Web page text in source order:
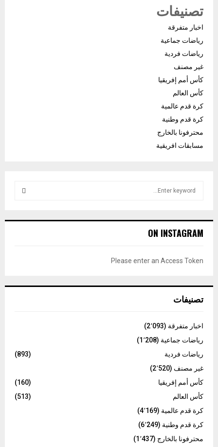
تصنيفات
اخبار متفرقة
رياضات جماعية
رياضات فردية
غير مصنف
كأس أمم إفريقيا
كأس العالم
كرة قدم عالمية
كرة قدم وطنية
محترفونا بالخارج
مسابقات افريقية
h
o
C
ON INSTAGRAM
Please enter an Access Token
تصنيفات
اخبار متفرقة (2٬093)
رياضات جماعية (1٬208)
رياضات فردية
(893)
غير مصنف (2٬520)
كأس أمم إفريقيا
(160)
كأس العالم
(513)
كرة قدم عالمية (4٬169)
كرة قدم وطنية (6٬249)
محترفونا بالخارج (1٬437)